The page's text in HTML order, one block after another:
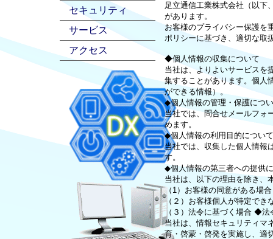
セキュリティ
サービス
アクセス
足立通信工業株式会社（以下
があります。
お客様のプライバシー保護を
ポリシーに基づき、 適切な取
◆個人情報の収集について
当社は、よりよいサービスを
集することがあります。個人
ができる情報）。
◆個人情報の管理・保護につ
当社では、問合せメールフォ
めます。
◆個人情報の利用目的について
当社では、収集した個人情報
す。
◆個人情報の第三者への提供
当社は、以下の理由を除き、
（1）お客様の同意がある場合
（２）お客様個人が特定でき
（３）法令に基づく場合 ◆法
当社は、情報セキュリティマ
育・啓蒙・啓発を実施し、適